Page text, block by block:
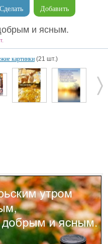
Добавить
Сделать
и ясным.
картинки (21 шт.)